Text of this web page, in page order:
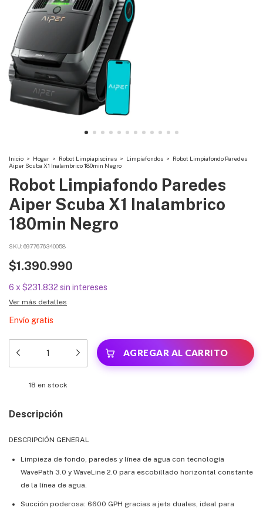
Inicio > Hogar > Robot Limpiapiscinas > Limpiafondos > Robot Limpiafondo Paredes
Aiper Scuba X1 Inalambrico 180min Negro
Robot Limpiafondo Paredes
Aiper Scuba X1 Inalambrico
180min Negro
SKU: 6977676340058
$1.390.990
6 x $231.832 sin intereses
Ver más detalles
Envío gratis
18 en stock
Descripción
DESCRIPCIÓN GENERAL
Limpieza de fondo, paredes y línea de agua con tecnología
WavePath 3.0 y WaveLine 2.0 para escobillado horizontal constante
de la línea de agua.
Succión poderosa: 6600 GPH gracias a jets duales, ideal para